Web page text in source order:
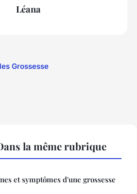
Léana
Grossesse
la même rubrique
et symptômes d'une grossesse